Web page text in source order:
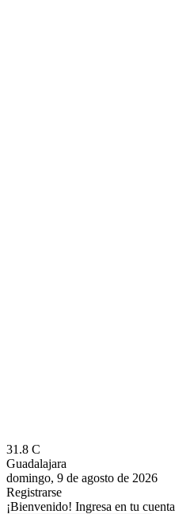
31.8 C
Guadalajara
domingo, 9 de agosto de 2026
Registrarse
¡Bienvenido! Ingresa en tu cuenta